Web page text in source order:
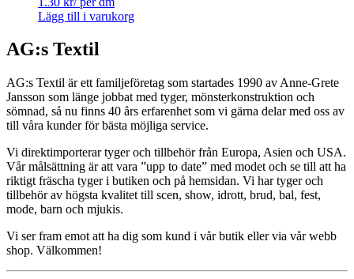
Lägg till i varukorg
AG:s Textil
AG:s Textil är ett familjeföretag som startades 1990 av Anne-Grete
Jansson som länge jobbat med tyger, mönsterkonstruktion och
sömnad, så nu finns 40 års erfarenhet som vi gärna delar med oss av
till våra kunder för bästa möjliga service.
Vi direktimporterar tyger och tillbehör från Europa, Asien och USA.
Vår målsättning är att vara ”upp to date” med modet och se till att ha
riktigt fräscha tyger i butiken och på hemsidan. Vi har tyger och
tillbehör av högsta kvalitet till scen, show, idrott, brud, bal, fest,
mode, barn och mjukis.
Vi ser fram emot att ha dig som kund i vår butik eller via vår webb
shop. Välkommen!